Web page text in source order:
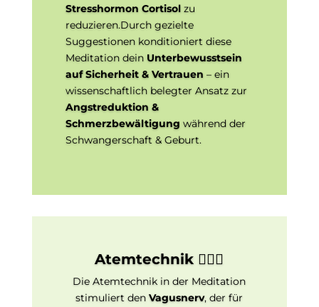
Stresshormon Cortisolzu
reduzieren.Durch gezielte
Suggestionen konditioniert diese
Meditation dein Unterbewusstsein
auf Sicherheit & Vertrauen – ein
wissenschaftlich belegter Ansatz zur
Angstreduktion &
Schmerzbewältigung während der
Schwangerschaft & Geburt.
Atemtechnik 🧘🏻‍♀️
Die Atemtechnik in der Meditation
stimuliert denVagusnerv, der für